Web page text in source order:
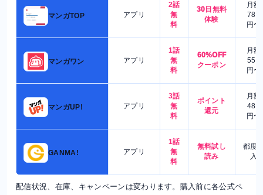
マンガTOP アプリ
2話
無
料
30日無料
体験
月額
780
円〜
マンガワン アプリ
1話
無
料
60%OFF
クーポン
月額
550
円〜
マンガUP! アプリ
3話
無
料
ポイント
還元
月額
480
円〜
GANMA! アプリ
1話
無
料
無料試し
読み
都度
入
配信状況、在庫、キャンペーンは変わります。購入前に各公式ペ